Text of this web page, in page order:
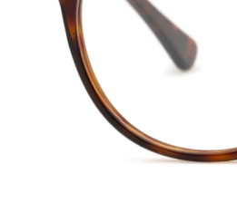
Brillenbreite
42 mm
Glashöhe